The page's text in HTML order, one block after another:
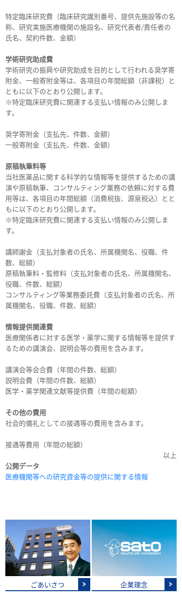
特定臨床研究費（臨床研究識別番号、提供先施設等の名
称、研究実施医療機関の施設名、研究代表者/責任者の
氏名、契約件数、金額）
学術研究助成費
学術研究の振興や研究助成を目的として行われる奨学寄
附金、一般寄附金等は、各項目の年間総額（非課税）と
ともに以下のとおり公開します。
※特定臨床研究費に関連する支払い情報のみ公開しま
す。
奨学寄附金（支払先、件数、金額）
一般寄附金（支払先、件数、金額）
原稿執筆料等
当社医薬品に関する科学的な情報等を提供するための講
演や原稿執筆、コンサルティング業務の依頼に対する費
用等は、各項目の年間総額（消費税抜、源泉税込）とと
もに以下のとおり公開します。
※特定臨床研究費に関連する支払い情報のみ公開しま
す。
講師謝金（支払対象者の氏名、所属機関名、役職、件
数、総額）
原稿執筆料・監修料（支払対象者の氏名、所属機関名、
役職、件数、総額）
コンサルティング等業務委託費（支払対象者の氏名、所
属機関名、役職、件数、総額）
情報提供関連費
医療関係者に対する医学・薬学に関する情報等を提供す
るための講演会、説明会等の費用を含みます。
講演会等会合費（年間の件数、総額）
説明会費（年間の件数、総額）
医学・薬学関連文献等提供費（年間の総額）
その他の費用
社会的儀礼としての接遇等の費用を含みます。
接遇等費用（年間の総額）
以上
公開データ
医療機関等への研究資金等の提供に関する情報
ごあいさつ 企業理念